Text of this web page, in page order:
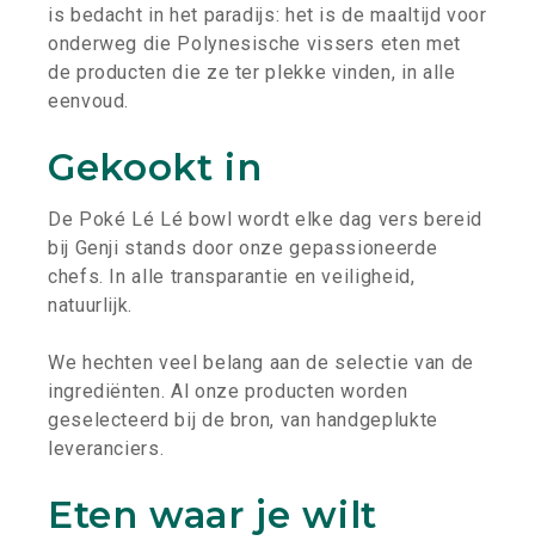
is bedacht in het paradijs: het is de maaltijd voor
onderweg die Polynesische vissers eten met
de producten die ze ter plekke vinden, in alle
eenvoud.
Gekookt in
De Poké Lé Lé bowl wordt elke dag vers bereid
bij Genji stands door onze gepassioneerde
chefs. In alle transparantie en veiligheid,
natuurlijk.
We hechten veel belang aan de selectie van de
ingrediënten. Al onze producten worden
geselecteerd bij de bron, van handgeplukte
leveranciers.
Eten waar je wilt